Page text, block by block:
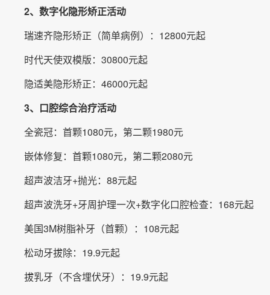
2、数字化隐形矫正活动
瑞速齐隐形矫正（简单病例）：12800元起
时代天使双模版：30800元起
隐适美隐形矫正：46000元起
3、口腔综合治疗活动
全瓷冠：首颗1080元，第二颗1980元
嵌体修复：首颗1080元，第二颗2080元
超声波洁牙+抛光：88元起
超声波洗牙+牙周护理一次+数字化口腔检查：168元起
美国3M树脂补牙（首颗）：108元起
松动牙拔除：19.9元起
拔乳牙（不含埋伏牙）：19.9元起